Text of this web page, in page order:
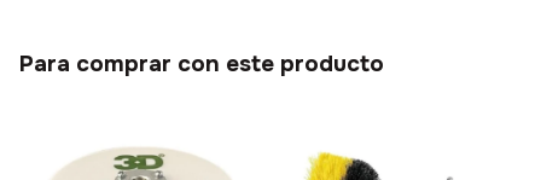
Para comprar con este producto